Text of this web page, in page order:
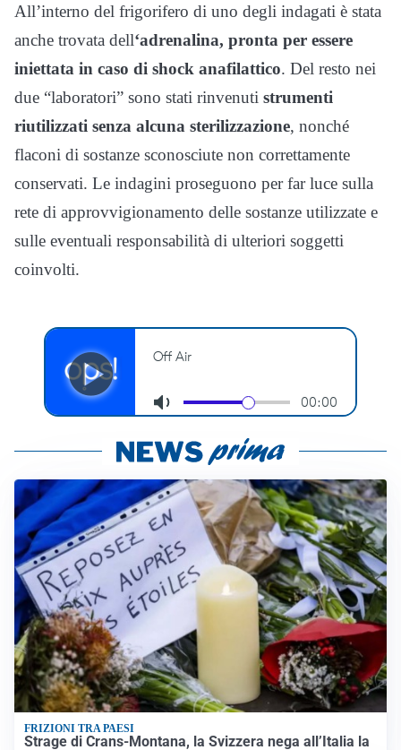
All’interno del frigorifero di uno degli indagati è stata
anche trovata dell‘adrenalina, pronta per essere
iniettata in caso di shock anafilattico. Del resto nei
due “laboratori” sono stati rinvenuti strumenti
riutilizzati senza alcuna sterilizzazione, nonché
flaconi di sostanze sconosciute non correttamente
conservati. Le indagini proseguono per far luce sulla
rete di approvvigionamento delle sostanze utilizzate e
sulle eventuali responsabilità di ulteriori soggetti
coinvolti.
FRIZIONI TRA PAESI
Strage di Crans-Montana, la Svizzera nega all’Italia la